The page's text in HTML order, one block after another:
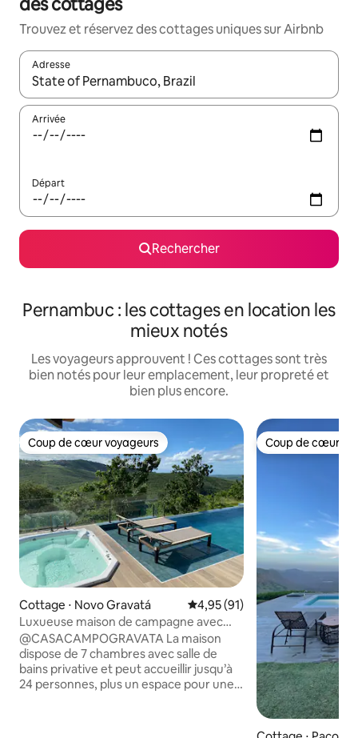
Trouvez et réservez des cottages uniques sur Airbnb
Adresse
Lorsque les résultats s'affichent, utilisez les flèches vers le
Arrivée
Départ
Rechercher
Pernambuc : les cottages en location les
mieux notés
Les voyageurs approuvent ! Ces cottages sont très
bien notés pour leur emplacement, leur propreté et
bien plus encore.
Coup de cœur voyageurs
Coup de cœur voyageurs
Cottage ⋅ Novo Gravatá Évaluation moyenne sur la
4,95 (91)
Luxueuse maison de campagne avec
espace gourmand et belle vue
@CASACAMPOGRAVATA La maison
dispose de 7 chambres avec salle de
bains privative et peut accueillir jusqu’à
24 personnes, plus un espace pour une
Coup de cœur
Coup de cœur